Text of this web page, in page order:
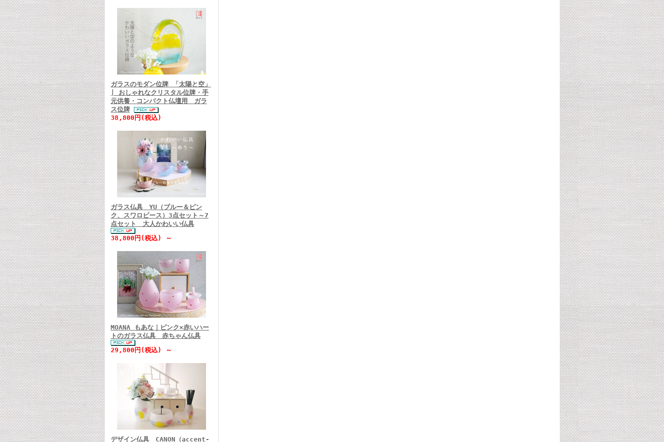
ガラスのモダン位牌 「太陽と空」
| おしゃれなクリスタル位牌・手
元供養・コンパクト仏壇用 ガラ
ス位牌
38,800円(税込)
ガラス仏具 YU（ブルー＆ピン
ク、スワロビース）3点セット～7
点セット 大人かわいい仏具
38,800円(税込) ～
MOANA もあな｜ピンク×赤いハー
トのガラス仏具 赤ちゃん仏具
29,800円(税込) ～
デザイン仏具 CANON（accent-